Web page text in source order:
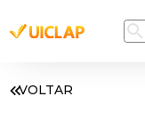
VOLTAR